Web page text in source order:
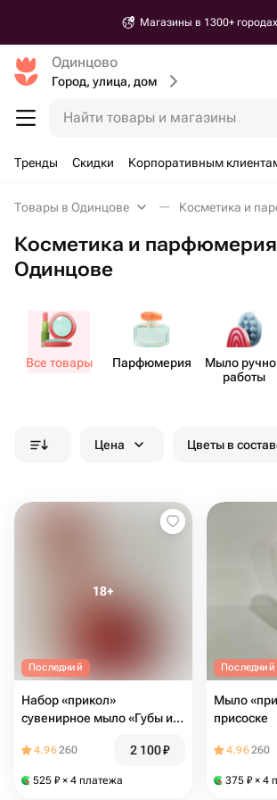
Магазины в 1300+ городах
Одинцово
Город, улица, дом
Найти товары и магазины
Тренды Скидки Корпоративным
Товары в Одинцове Косметика и
Косметика и
Одинцове
Все товары Парф​юмерия
Мыло
работы
Цена Цветы в
Последний
Набор «прикол»
сувенирное мыло «Губы и
4.96260 2 100₽
525 ₽ × 4 платежа
Последний
Мыло
присоске
4.96260
375 ₽ × 4